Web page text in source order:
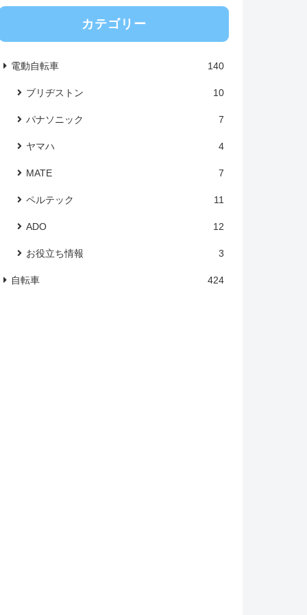
カテゴリー
電動自転車 140
ブリヂストン 10
パナソニック 7
ヤマハ 4
MATE 7
ペルテック 11
ADO 12
お役立ち情報 3
自転車 424